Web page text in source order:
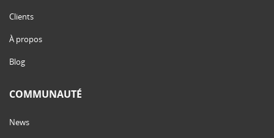
Clients
À propos
Blog
COMMUNAUTÉ
News